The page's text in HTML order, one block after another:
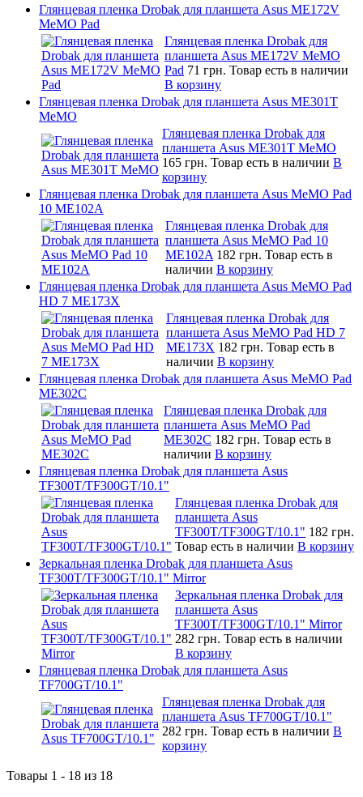
Глянцевая пленка Drobak для планшета Asus ME172V
MeMO Pad
Глянцевая пленка Drobak для
планшета Asus ME172V MeMO
Pad 71 грн. Товар есть в наличии
В корзину
Глянцевая пленка Drobak для планшета Asus ME301T
MeMO
Глянцевая пленка Drobak для
планшета Asus ME301T MeMO
165 грн. Товар есть в наличии В
корзину
Глянцевая пленка Drobak для планшета Asus MeMO Pad
10 ME102A
Глянцевая пленка Drobak для
планшета Asus MeMO Pad 10
ME102A 182 грн. Товар есть в
наличии В корзину
Глянцевая пленка Drobak для планшета Asus MeMO Pad
HD 7 ME173X
Глянцевая пленка Drobak для
планшета Asus MeMO Pad HD 7
ME173X 182 грн. Товар есть в
наличии В корзину
Глянцевая пленка Drobak для планшета Asus MeMO Pad
ME302C
Глянцевая пленка Drobak для
планшета Asus MeMO Pad
ME302C 182 грн. Товар есть в
наличии В корзину
Глянцевая пленка Drobak для планшета Asus
TF300T/TF300GT/10.1"
Глянцевая пленка Drobak для
планшета Asus
TF300T/TF300GT/10.1" 182 грн.
Товар есть в наличии В корзину
Зеркальная пленка Drobak для планшета Asus
TF300T/TF300GT/10.1" Mirror
Зеркальная пленка Drobak для
планшета Asus
TF300T/TF300GT/10.1" Mirror
282 грн. Товар есть в наличии
В корзину
Глянцевая пленка Drobak для планшета Asus
TF700GT/10.1"
Глянцевая пленка Drobak для
планшета Asus TF700GT/10.1"
282 грн. Товар есть в наличии В
корзину
Товары 1 - 18 из 18